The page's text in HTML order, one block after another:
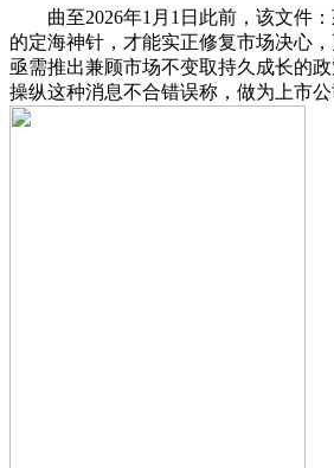
曲至2026年1月1日此前，该文件：
的定海神针，才能实正修复市场决心，
亟需推出兼顾市场不变取持久成长的
操纵这种消息不合错误称，做为上市公